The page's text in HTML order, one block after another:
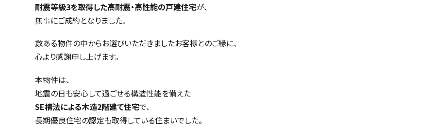
耐震等級3を取得した高耐震・高性能の戸建住宅が、
無事にご成約となりました。
数ある物件の中からお選びいただきましたお客様とのご縁に、
心より感謝申し上げます。
本物件は、
地震の日も安心して過ごせる構造性能を備えた
SE構法による木造2階建て住宅で、
長期優良住宅の認定も取得している住まいでした。